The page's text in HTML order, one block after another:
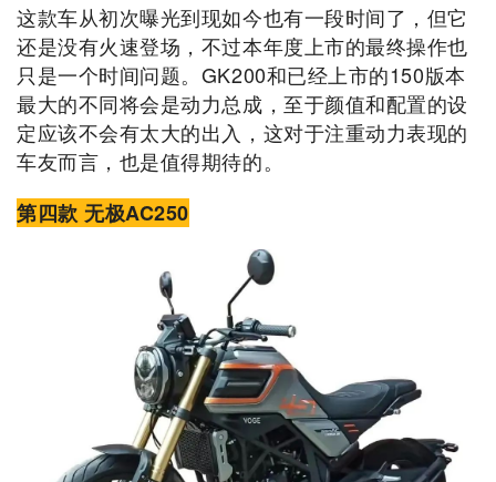
这款车从初次曝光到现如今也有一段时间了，但它
还是没有火速登场，不过本年度上市的最终操作也
只是一个时间问题。GK200和已经上市的150版本
最大的不同将会是动力总成，至于颜值和配置的设
定应该不会有太大的出入，这对于注重动力表现的
车友而言，也是值得期待的。
第四款 无极AC250